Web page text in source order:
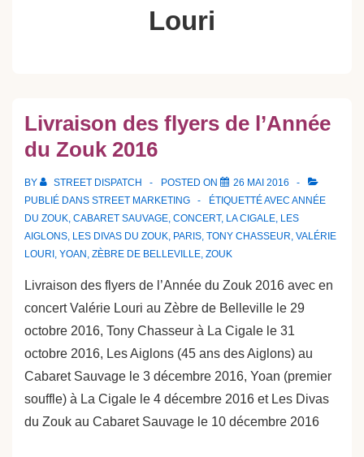
Louri
Livraison des flyers de l’Année
du Zouk 2016
BY STREET DISPATCH POSTED ON
26 MAI 2016
PUBLIÉ DANS STREET MARKETING ÉTIQUETTÉ AVEC ANNÉE
DU ZOUK, CABARET SAUVAGE, CONCERT, LA CIGALE, LES
AIGLONS, LES DIVAS DU ZOUK, PARIS, TONY CHASSEUR, VALÉRIE
LOURI , YOAN , ZÈBRE DE BELLEVILLE, ZOUK
Livraison des flyers de l’Année du Zouk 2016 avec en
concert Valérie Louri au Zèbre de Belleville le 29
octobre 2016, Tony Chasseur à La Cigale le 31
octobre 2016, Les Aiglons (45 ans des Aiglons) au
Cabaret Sauvage le 3 décembre 2016, Yoan (premier
souffle) à La Cigale le 4 décembre 2016 et Les Divas
du Zouk au Cabaret Sauvage le 10 décembre 2016